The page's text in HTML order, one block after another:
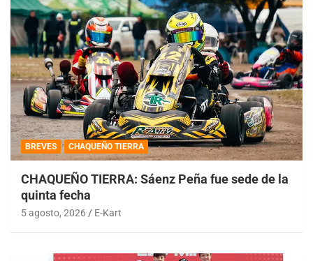
BREVES CHAQUEÑO TIERRA
CHAQUEÑO TIERRA: Sáenz Peña fue sede de la
quinta fecha
5 agosto, 2026 E-Kart